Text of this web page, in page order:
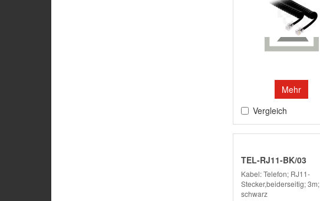
Mehr
Vergleich
TEL-RJ11-BK/03
Kabel: Telefon; RJ11-
Stecker,beiderseitig; 3m;
schwarz